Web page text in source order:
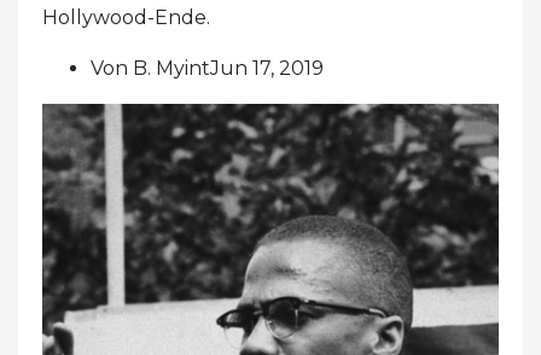
Hollywood-Ende.
Von B. MyintJun 17, 2019